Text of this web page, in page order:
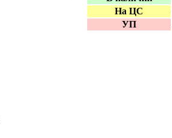
На ЦС
УП